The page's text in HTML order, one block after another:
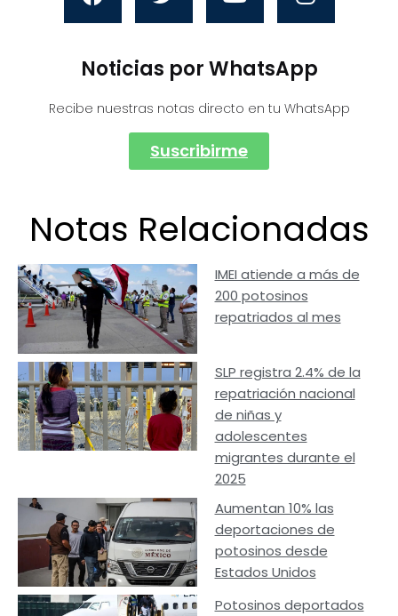
Noticias por WhatsApp
Recibe nuestras notas directo en tu WhatsApp
Suscribirme
Notas Relacionadas
IMEI atiende a más de
200 potosinos
repatriados al mes
SLP registra 2.4% de la
repatriación nacional
de niñas y
adolescentes
migrantes durante el
2025
Aumentan 10% las
deportaciones de
potosinos desde
Estados Unidos
Potosinos deportados